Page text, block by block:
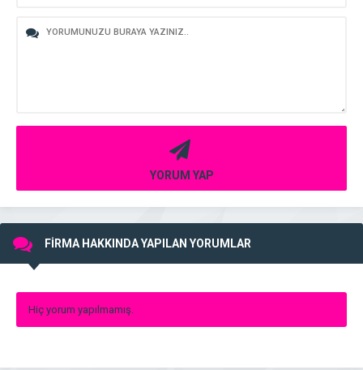
YORUM YAP
FİRMA HAKKINDA YAPILAN YORUMLAR
Hiç yorum yapılmamış.